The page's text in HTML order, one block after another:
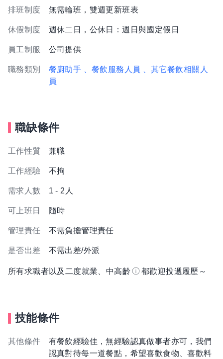
排班制度 無需輪班，雙週更新班表
休假制度 週休二日，公休日：週日與國定假日
員工制服 公司提供
職務類別 餐廚助手 、餐飲服務人員
、其它餐飲相關人
員
職缺條件
工作性質 兼職
工作經驗 不拘
需求人數 1 - 2人
可上班日 隨時
管理責任 不需負擔管理責任
是否出差 不需出差/外派
所有求職者以及二度就業、中高齡 都歡迎投遞履歷～
技能條件
其他條件
有餐飲經驗佳，無經驗認真做事者亦可，我們
認真對待每一道餐點，希望喜歡食物、喜歡料